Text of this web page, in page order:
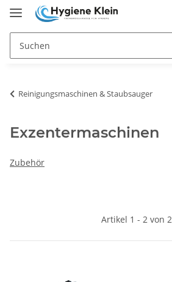
Reinigungsmaschinen & Staubsauger
Exzentermaschinen
Zubehör
Artikel 1 - 2 von 2